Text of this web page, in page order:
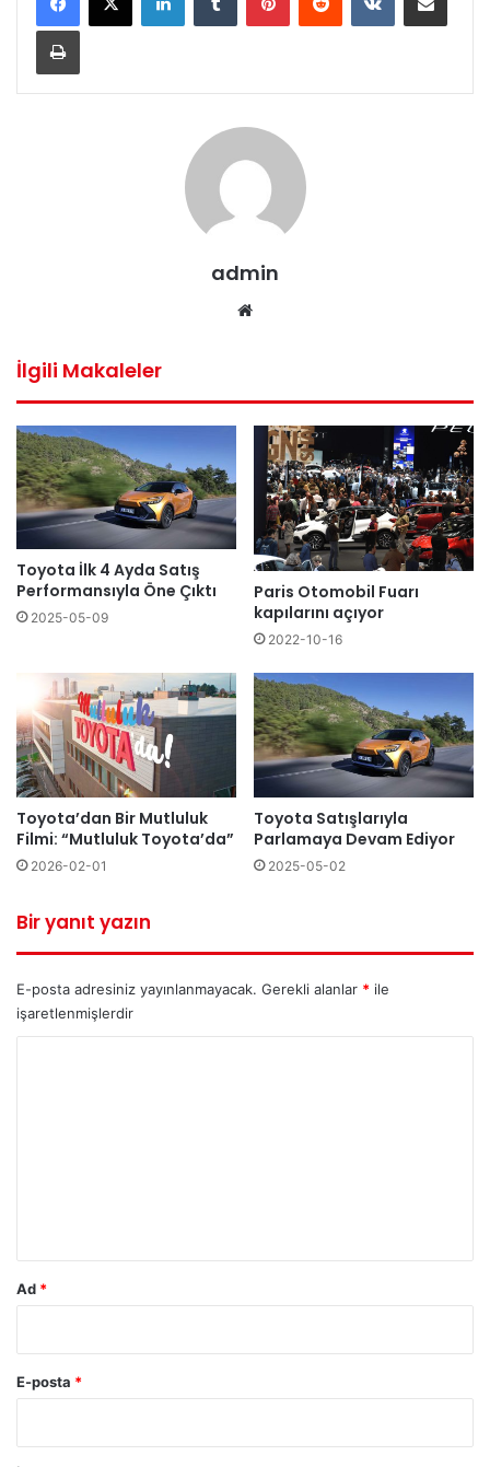
Yazdır
admin
İlgili Makaleler
Toyota İlk 4 Ayda Satış
Performansıyla Öne Çıktı
2025-05-09
Paris Otomobil Fuarı
kapılarını açıyor
2022-10-16
Toyota’dan Bir Mutluluk
Filmi: “Mutluluk Toyota’da”
2026-02-01
Toyota Satışlarıyla
Parlamaya Devam Ediyor
2025-05-02
Bir yanıt yazın
E-posta adresiniz yayınlanmayacak. Gerekli alanlar * ile
işaretlenmişlerdir
Ad *
E-posta *